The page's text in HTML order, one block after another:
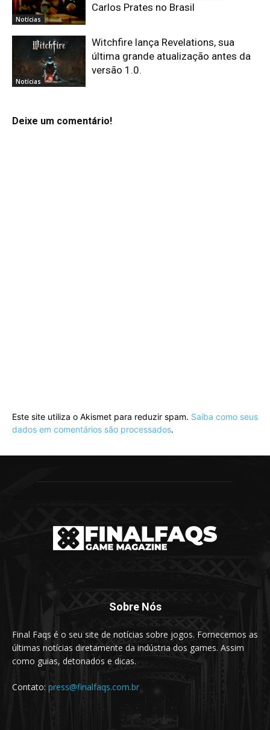
Notícias
Carlos Prates no Brasil
Notícias
Witchfire lança Revelations, sua
última grande atualização antes da
versão 1.0.
Deixe um comentário!
Este site utiliza o Akismet para reduzir spam. Saiba como seus
dados em comentários são processados.
Sobre Nós
Final Faqs é o seu site de notícias sobre jogos. Fornecemos as
últimas notícias diretamente da indústria dos games. Assim
como guias, detonados e dicas.
Contato: press@finalfaqs.com.br